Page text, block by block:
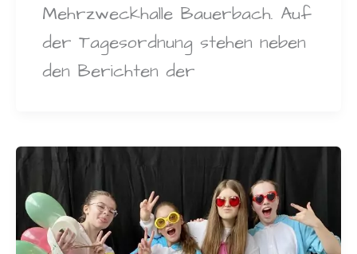
Mehrzweckhalle Bauerbach. Auf
der Tagesordnung stehen neben
den Berichten der